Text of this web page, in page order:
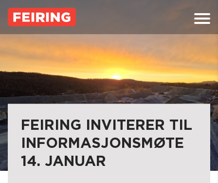
Skip
to
FEIRING INVITERER TIL
INFORMASJONSMØTE
14. JANUAR